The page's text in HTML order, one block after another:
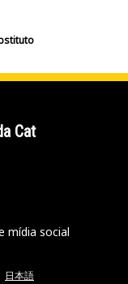
Cat
mídia social
日本語